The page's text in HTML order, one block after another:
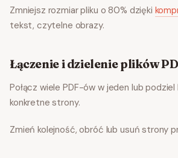
Zmniejsz rozmiar pliku o 80% dzięki
tekst, czytelne obrazy.
Łączenie i dzielenie plików
Połącz wiele PDF-ów w jeden lub podziel
konkretne strony.
Zmień kolejność, obróć lub usuń strony